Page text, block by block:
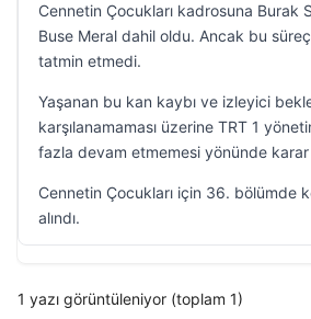
Cennetin Çocukları kadrosuna Burak
Buse Meral dahil oldu. Ancak bu
tatmin etmedi.
Yaşanan bu kan kaybı ve izleyici
karşılanamaması üzerine TRT 1
fazla devam etmemesi yönünde karar
Cennetin Çocukları için 36. bölümde
alındı.
1 yazı görüntüleniyor (toplam 1)